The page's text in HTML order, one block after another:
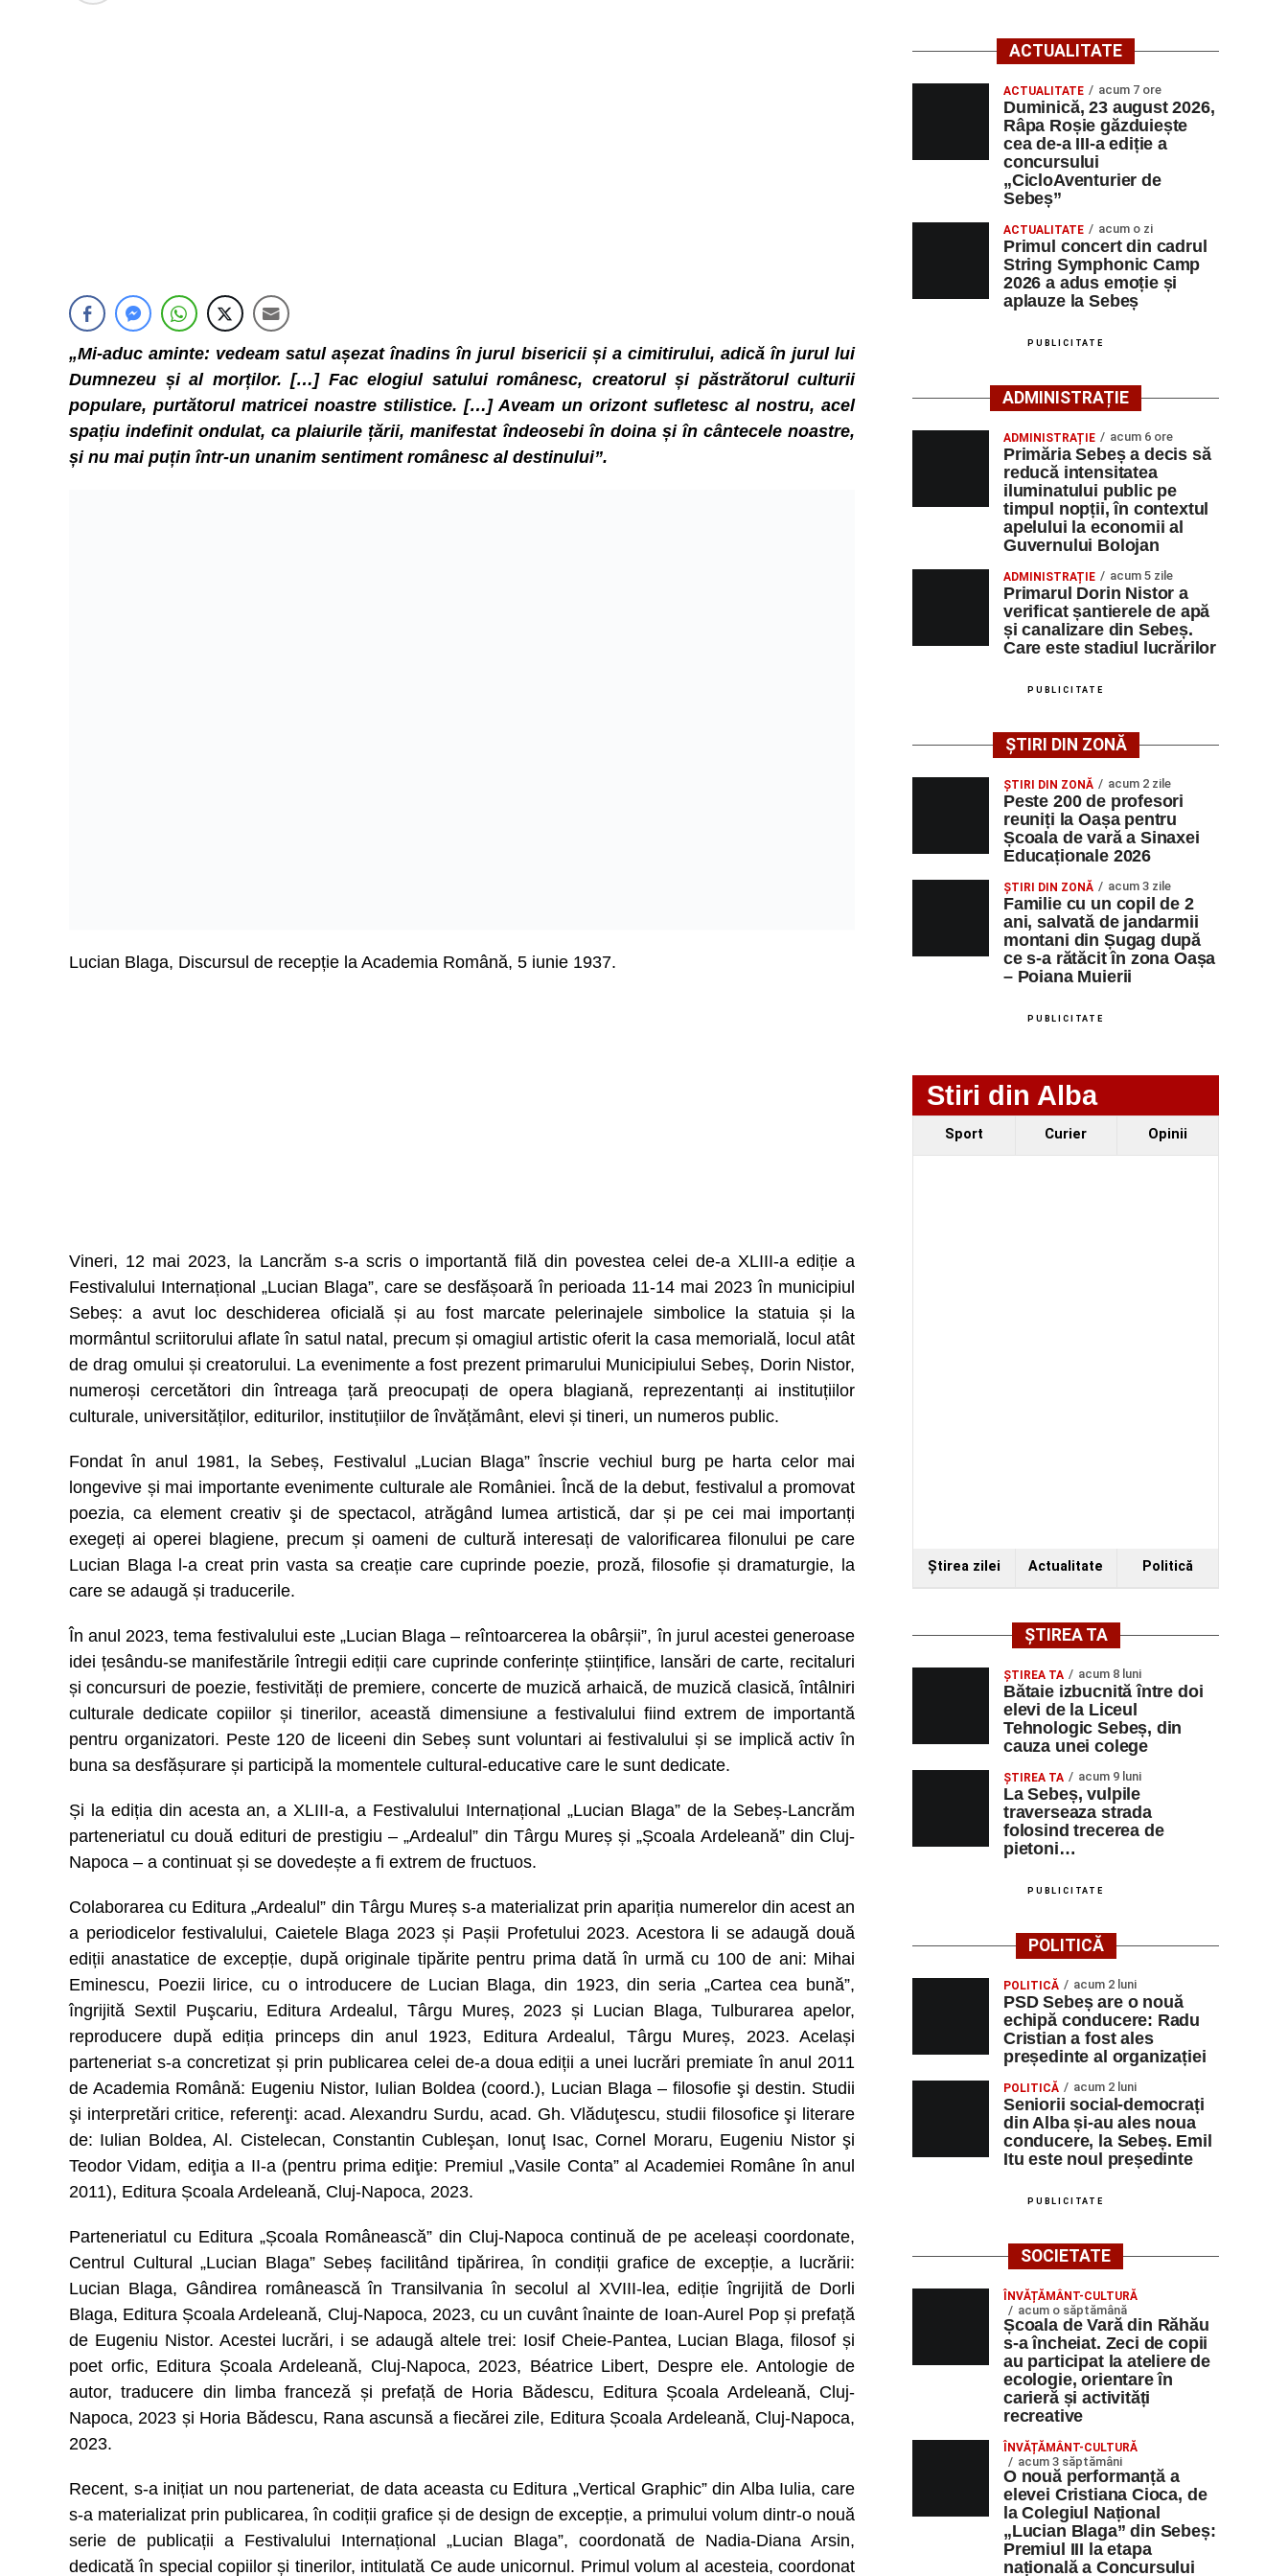
„Mi-aduc aminte: vedeam satul așezat înadins în jurul bisericii și a cimitirului, adică în jurul lui
Dumnezeu și al morților. […] Fac elogiul satului românesc, creatorul și păstrătorul culturii
populare, purtătorul matricei noastre stilistice. […] Aveam un orizont sufletesc al nostru, acel
spațiu indefinit ondulat, ca plaiurile țării, manifestat îndeosebi în doina și în cântecele noastre,
și nu mai puțin într-un unanim sentiment românesc al destinului”.
Lucian Blaga, Discursul de recepție la Academia Română, 5 iunie 1937.
Vineri, 12 mai 2023, la Lancrăm s-a scris o importantă filă din povestea celei de-a XLIII-a ediție a
Festivalului Internațional „Lucian Blaga”, care se desfășoară în perioada 11-14 mai 2023 în municipiul
Sebeș: a avut loc deschiderea oficială și au fost marcate pelerinajele simbolice la statuia și la
mormântul scriitorului aflate în satul natal, precum și omagiul artistic oferit la casa memorială, locul atât
de drag omului și creatorului. La evenimente a fost prezent primarului Municipiului Sebeș, Dorin Nistor,
numeroși cercetători din întreaga țară preocupați de opera blagiană, reprezentanți ai instituțiilor
culturale, universităților, editurilor, instituțiilor de învățământ, elevi și tineri, un numeros public.
Fondat în anul 1981, la Sebeș, Festivalul „Lucian Blaga” înscrie vechiul burg pe harta celor mai
longevive și mai importante evenimente culturale ale României. Încă de la debut, festivalul a promovat
poezia, ca element creativ şi de spectacol, atrăgând lumea artistică, dar și pe cei mai importanți
exegeți ai operei blagiene, precum și oameni de cultură interesați de valorificarea filonului pe care
Lucian Blaga l-a creat prin vasta sa creație care cuprinde poezie, proză, filosofie și dramaturgie, la
care se adaugă și traducerile.
În anul 2023, tema festivalului este „Lucian Blaga – reîntoarcerea la obârșii”, în jurul acestei generoase
idei țesându-se manifestările întregii ediții care cuprinde conferințe științifice, lansări de carte, recitaluri
și concursuri de poezie, festivități de premiere, concerte de muzică arhaică, de muzică clasică, întâlniri
culturale dedicate copiilor și tinerilor, această dimensiune a festivalului fiind extrem de importantă
pentru organizatori. Peste 120 de liceeni din Sebeș sunt voluntari ai festivalului și se implică activ în
buna sa desfășurare și participă la momentele cultural-educative care le sunt dedicate.
Și la ediția din acesta an, a XLIII-a, a Festivalului Internațional „Lucian Blaga” de la Sebeș-Lancrăm
parteneriatul cu două edituri de prestigiu – „Ardealul” din Târgu Mureș și „Școala Ardeleană” din Cluj-
Napoca – a continuat și se dovedește a fi extrem de fructuos.
Colaborarea cu Editura „Ardealul” din Târgu Mureș s-a materializat prin apariția numerelor din acest an
a periodicelor festivalului, Caietele Blaga 2023 și Pașii Profetului 2023. Acestora li se adaugă două
ediții anastatice de excepție, după originale tipărite pentru prima dată în urmă cu 100 de ani: Mihai
Eminescu, Poezii lirice, cu o introducere de Lucian Blaga, din 1923, din seria „Cartea cea bună”,
îngrijită Sextil Puşcariu, Editura Ardealul, Târgu Mureș, 2023 și Lucian Blaga, Tulburarea apelor,
reproducere după ediția princeps din anul 1923, Editura Ardealul, Târgu Mureș, 2023. Același
parteneriat s-a concretizat și prin publicarea celei de-a doua ediții a unei lucrări premiate în anul 2011
de Academia Română: Eugeniu Nistor, Iulian Boldea (coord.), Lucian Blaga – filosofie şi destin. Studii
şi interpretări critice, referenţi: acad. Alexandru Surdu, acad. Gh. Vlăduţescu, studii filosofice şi literare
de: Iulian Boldea, Al. Cistelecan, Constantin Cubleşan, Ionuţ Isac, Cornel Moraru, Eugeniu Nistor şi
Teodor Vidam, ediţia a II-a (pentru prima ediţie: Premiul „Vasile Conta” al Academiei Române în anul
2011), Editura Școala Ardeleană, Cluj-Napoca, 2023.
Parteneriatul cu Editura „Școala Românească” din Cluj-Napoca continuă de pe aceleași coordonate,
Centrul Cultural „Lucian Blaga” Sebeș facilitând tipărirea, în condiții grafice de excepție, a lucrării:
Lucian Blaga, Gândirea românească în Transilvania în secolul al XVIII-lea, ediție îngrijită de Dorli
Blaga, Editura Școala Ardeleană, Cluj-Napoca, 2023, cu un cuvânt înainte de Ioan-Aurel Pop și prefață
de Eugeniu Nistor. Acestei lucrări, i se adaugă altele trei: Iosif Cheie-Pantea, Lucian Blaga, filosof și
poet orfic, Editura Școala Ardeleană, Cluj-Napoca, 2023, Béatrice Libert, Despre ele. Antologie de
autor, traducere din limba franceză și prefață de Horia Bădescu, Editura Școala Ardeleană, Cluj-
Napoca, 2023 și Horia Bădescu, Rana ascunsă a fiecărei zile, Editura Școala Ardeleană, Cluj-Napoca,
2023.
Recent, s-a inițiat un nou parteneriat, de data aceasta cu Editura „Vertical Graphic” din Alba Iulia, care
s-a materializat prin publicarea, în codiții grafice și de design de excepție, a primului volum dintr-o nouă
serie de publicații a Festivalului Internațional „Lucian Blaga”, coordonată de Nadia-Diana Arsin,
dedicată în special copiilor și tinerilor, intitulată Ce aude unicornul. Primul volum al acesteia, coordonat
ACTUALITATE
ACTUALITATE acum 7 ore
Duminică, 23 august 2026,
Râpa Roșie găzduiește
cea de-a III-a ediție a
concursului
„CicloAventurier de
Sebeș”
ACTUALITATE acum o zi
Primul concert din cadrul
String Symphonic Camp
2026 a adus emoție și
aplauze la Sebeș
PUBLICITATE
ADMINISTRAȚIE
ADMINISTRAȚIE acum 6 ore
Primăria Sebeș a decis să
reducă intensitatea
iluminatului public pe
timpul nopții, în contextul
apelului la economii al
Guvernului Bolojan
ADMINISTRAȚIE acum 5 zile
Primarul Dorin Nistor a
verificat șantierele de apă
și canalizare din Sebeș.
Care este stadiul lucrărilor
PUBLICITATE
ȘTIRI DIN ZONĂ
ȘTIRI DIN ZONĂ acum 2 zile
Peste 200 de profesori
reuniți la Oașa pentru
Școala de vară a Sinaxei
Educaționale 2026
ȘTIRI DIN ZONĂ acum 3 zile
Familie cu un copil de 2
ani, salvată de jandarmii
montani din Șugag după
ce s-a rătăcit în zona Oașa
– Poiana Muierii
PUBLICITATE
Stiri din Alba
Sport Curier Opinii
Ştirea zilei Actualitate Politică
ȘTIREA TA
ŞTIREA TA acum 8 luni
Bătaie izbucnită între doi
elevi de la Liceul
Tehnologic Sebeș, din
cauza unei colege
ŞTIREA TA acum 9 luni
La Sebeș, vulpile
traverseaza strada
folosind trecerea de
pietoni…
PUBLICITATE
POLITICĂ
POLITICĂ acum 2 luni
PSD Sebeș are o nouă
echipă conducere: Radu
Cristian a fost ales
președinte al organizației
POLITICĂ acum 2 luni
Seniorii social-democrați
din Alba și-au ales noua
conducere, la Sebeș. Emil
Itu este noul președinte
PUBLICITATE
SOCIETATE
ÎNVĂȚĂMÂNT-CULTURĂ
acum o săptămână
Școala de Vară din Răhău
s-a încheiat. Zeci de copii
au participat la ateliere de
ecologie, orientare în
carieră și activități
recreative
ÎNVĂȚĂMÂNT-CULTURĂ
acum 3 săptămâni
O nouă performanță a
elevei Cristiana Cioca, de
la Colegiul Național
„Lucian Blaga” din Sebeș:
Premiul III la etapa
națională a Concursului